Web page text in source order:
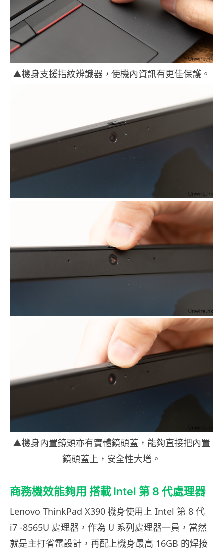
▲機身支援指紋辨識器，使機內資訊有更佳保護。
▲機身內置鏡頭亦有實體鏡頭蓋，能夠直接把內置
鏡頭蓋上，安全性大增。
商務機效能夠用 搭載 Intel 第 8 代處理器
Lenovo ThinkPad X390 機身使用上 Intel 第 8 代
i7 -8565U 處理器，作為 U 系列處理器一員，當然
就是主打省電設計，再配上機身最高 16GB 的焊接